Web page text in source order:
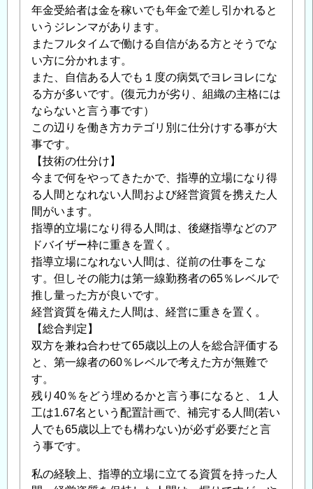
技
術
者
の
有
効
活
用」
へ
の
返
信
年金受給者は金を稼いでも年金で差し引かれると
いうジレンマがあります。
またフルタイムで働ける自信がある方とそうでな
い方に分かれます。
また、自信ある人でも１度の病気でヨレヨレにな
る方が多いです。(復元力が劣り、組織の主格には
ならないと言う事です）
この辺りを働き方カテゴリ別に仕分けする事が大
事です。
【技術の仕分け】
今まで何をやってきたかで、指導的立場になり得
る人間となれない人間および経営資質を携えた人
間がいます。
指導的立場になり得る人間は、後継指導などのア
ドバイザー枠に重きを置く。
指導立場になれない人間は、従前の仕事をこな
す。但しその能力は第一線勤務者の65％レベルで
推し量った方が良いです。
経営資質を備えた人間は、経営に重きを置く。
【総合判定】
双方を兼ね合わせて65歳以上の人を総合評価する
と、第一線者の60％レベルで考えた方が無難で
す。
残り40％をどう埋めるかと言う事になると、１人
工は1.67名という配置計画で、補完する人間(若い
人でも65歳以上でも構わない)が必ず必要だと言
う事です。
私の経験上、指導的立場に立てる資質を持った人